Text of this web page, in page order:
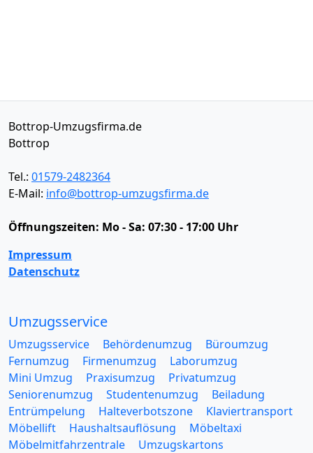
Bottrop-Umzugsfirma.de
Bottrop
Tel.: 01579-2482364
E-Mail: info@bottrop-umzugsfirma.de
Öffnungszeiten: Mo - Sa: 07:30 - 17:00 Uhr
Impressum
Datenschutz
Umzugsservice
Umzugsservice Behördenumzug
Büroumzug
Fernumzug
Firmenumzug
Laborumzug
Mini Umzug
Praxisumzug
Privatumzug
Seniorenumzug
Studentenumzug
Beiladung
Entrümpelung
Halteverbotszone
Klaviertransport
Möbellift
Haushaltsauflösung
Möbeltaxi
Möbelmitfahrzentrale
Umzugskartons